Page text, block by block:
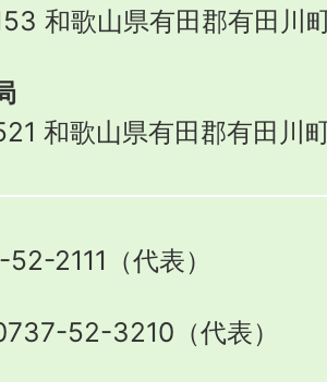
和歌山県有田郡有田川
和歌山県有田郡有田川
2111（代表）
52-3210（代表）